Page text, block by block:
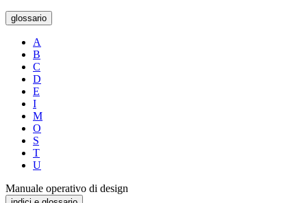
glossario
A
B
C
D
E
I
M
O
S
T
U
Manuale operativo di design